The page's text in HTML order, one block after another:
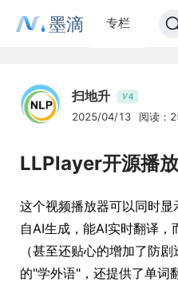
墨滴 专栏
扫地升 V4
2025/04/13 阅读：
LLPlayer开源播
这个视频播放器可以同时
自AI生成，能AI实时翻译
（甚至还贴心的增加了防
的"学外语"，还提供了单词